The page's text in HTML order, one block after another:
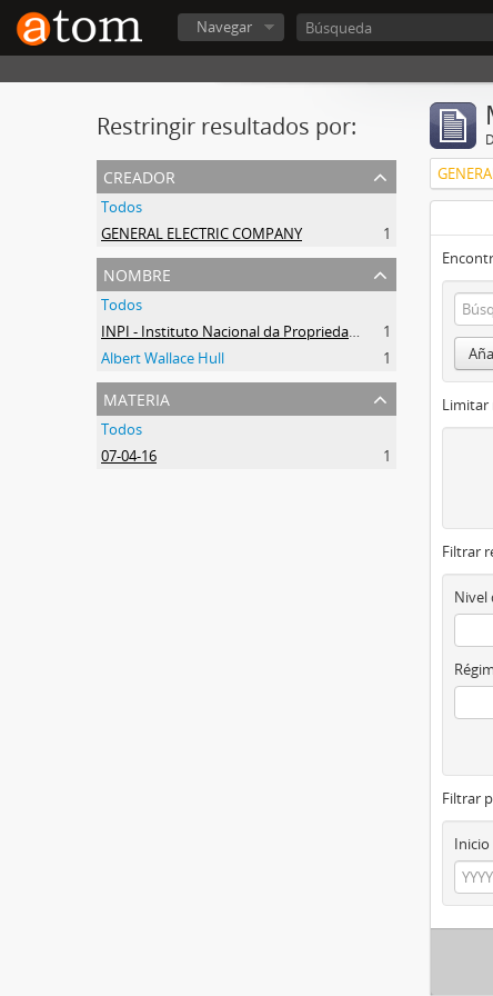
Navegar
Restringir resultados por:
creador
Todos
GENERAL ELECTRIC COMPANY
1
nombre
Todos
INPI - Instituto Nacional da Propriedade Industrial
1
Albert Wallace Hull
1
materia
Todos
07-04-16
1
Limitar
Filtrar
Nivel
Filtrar
Inicio